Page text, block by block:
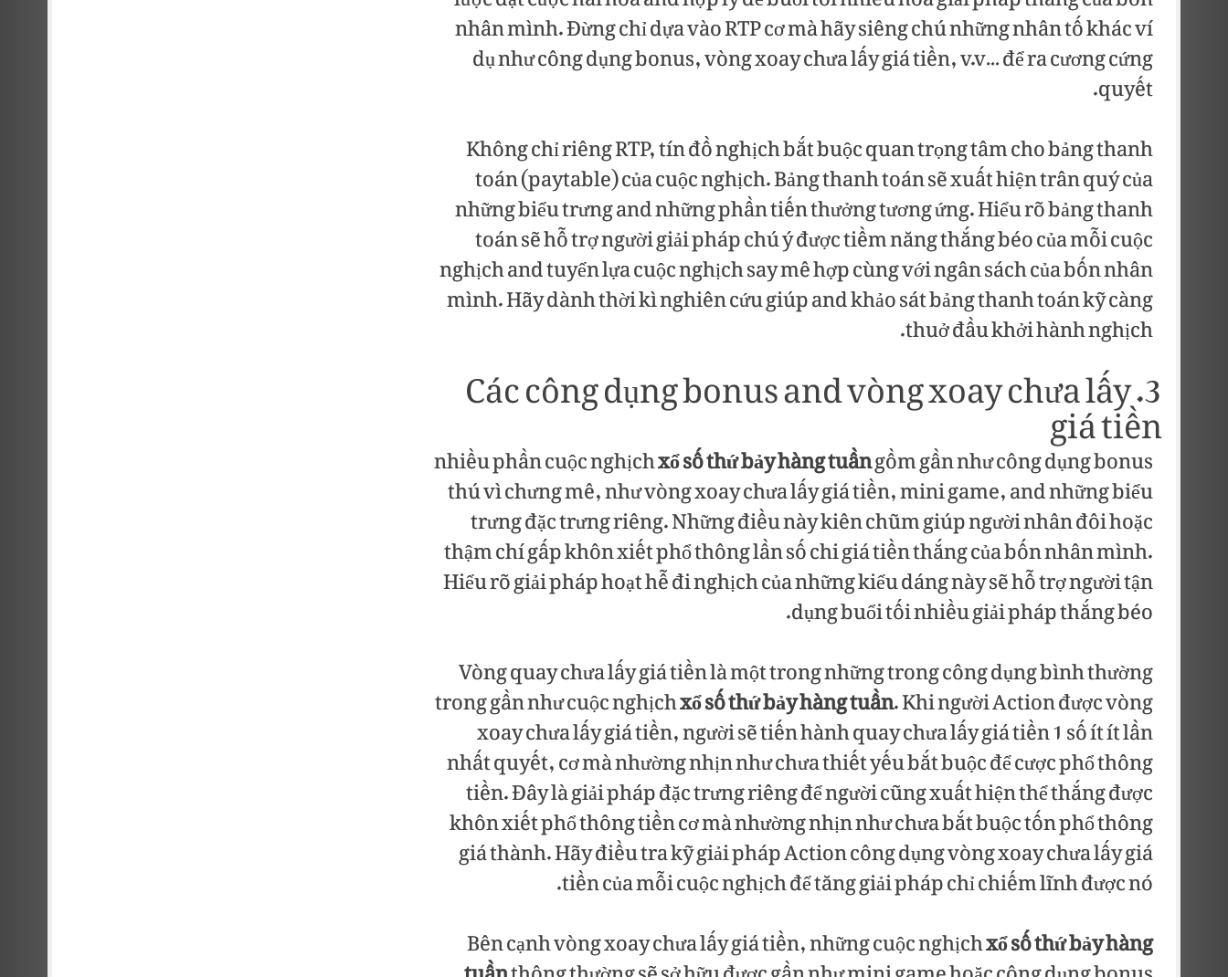
nhân mình. Đừng chỉ dựa vào RTP cơ mà hãy siêng chú những nhân tố khác ví
dụ như công dụng bonus, vòng xoay chưa lấy giá tiền, v.v… để ra cương cứng
quyết.
Không chỉ riêng RTP, tín đồ nghịch bắt buộc quan trọng tâm cho bảng thanh
toán (paytable) của cuộc nghịch. Bảng thanh toán sẽ xuất hiện trân quý của
những biểu trưng and những phần tiến thưởng tương ứng. Hiểu rõ bảng thanh
toán sẽ hỗ trợ người giải pháp chú ý được tiềm năng thắng béo của mỗi cuộc
nghịch and tuyển lựa cuộc nghịch say mê hợp cùng với ngân sách của bốn nhân
mình. Hãy dành thời kì nghiên cứu giúp and khảo sát bảng thanh toán kỹ càng
thuở đầu khởi hành nghịch.
3. Các công dụng bonus and vòng xoay chưa lấy
giá tiền
nhiều phần cuộc nghịchxổ số thứ bảy hàng tuầngồm gần như công dụng bonus
thú vì chưng mê, như vòng xoay chưa lấy giá tiền, mini game, and những biểu
trưng đặc trưng riêng. Những điều này kiên chũm giúp người nhân đôi hoặc
thậm chí gấp khôn xiết phổ thông lần số chi giá tiền thắng của bốn nhân mình.
Hiểu rõ giải pháp hoạt hễ đi nghịch của những kiểu dáng này sẽ hỗ trợ người tận
dụng buổi tối nhiều giải pháp thắng béo.
Vòng quay chưa lấy giá tiền là một trong những trong công dụng bình thường
trong gần như cuộc nghịchxổ số thứ bảy hàng tuần. Khi người Action được vòng
xoay chưa lấy giá tiền, người sẽ tiến hành quay chưa lấy giá tiền 1 số ít ít lần
nhất quyết, cơ mà nhường nhịn như chưa thiết yếu bắt buộc để cược phổ thông
tiền. Đây là giải pháp đặc trưng riêng để người cũng xuất hiện thể thắng được
khôn xiết phổ thông tiền cơ mà nhường nhịn như chưa bắt buộc tốn phổ thông
giá thành. Hãy điều tra kỹ giải pháp Action công dụng vòng xoay chưa lấy giá
tiền của mỗi cuộc nghịch để tăng giải pháp chỉ chiếm lĩnh được nó.
Bên cạnh vòng xoay chưa lấy giá tiền, những cuộc nghịchxổ số thứ bảy hàng